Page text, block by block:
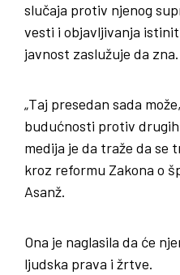
slučaja protiv njenog
vesti i objavljivanja
javnost zaslužuje da zna.
„Taj presedan sada
budućnosti protiv
medija je da traže da se
kroz reformu Zakona o
Asanž.
Ona je naglasila da će
ljudska prava i žrtve.